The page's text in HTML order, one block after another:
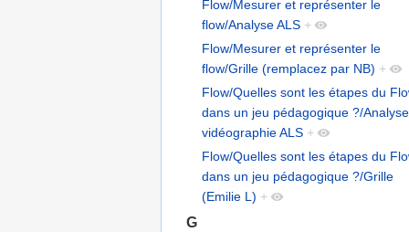
Flow/Mesurer et représenter le
flow/Analyse ALS +
Flow/Mesurer et représenter le
flow/Grille (remplacez par NB) +
Flow/Quelles sont les étapes du
dans un jeu pédagogique ?/Analyse
vidéographie ALS +
Flow/Quelles sont les étapes du
dans un jeu pédagogique ?/Grille
(Emilie L) +
G